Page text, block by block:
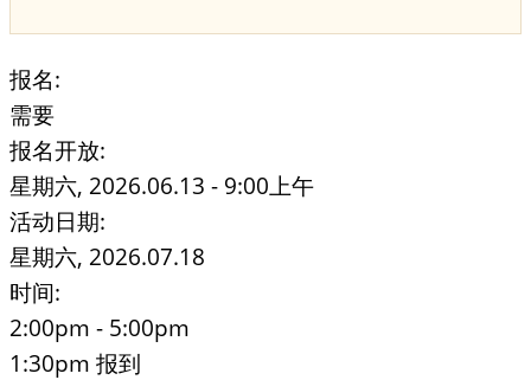
报名:
需要
报名开放:
星期六, 2026.06.13 - 9:00上午
活动日期:
星期六, 2026.07.18
时间:
2:00pm - 5:00pm
1:30pm 报到